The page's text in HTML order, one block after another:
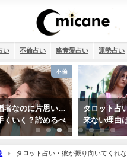
い 不倫占い 略奪愛占い 運勢占い
不倫
者なのに片思い…
くいく？諦めるべ
タロット占
来ない理由
タロット占い・彼が振り向いてくれ